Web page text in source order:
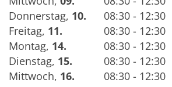
Donnerstag, 10.
08:30 - 12:30
Freitag, 11.
08:30 - 12:30
Montag, 14.
08:30 - 12:30
Dienstag, 15.
08:30 - 12:30
Mittwoch, 16.
08:30 - 12:30